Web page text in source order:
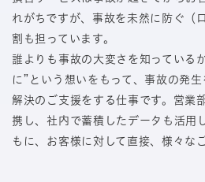
れがちですが、事故を未然に防ぐ（
割も担っています。
誰よりも事故の大変さを知っている
に”という想いをもって、事故の発
解決のご支援をする仕事です。営業
携し、社内で蓄積したデータも活用
もに、お客様に対して直接、様々な